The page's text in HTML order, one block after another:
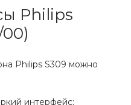
Philips
Philips S309 можно
интерфейс;